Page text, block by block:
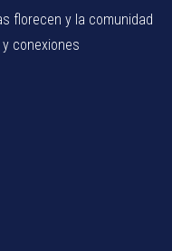
florecen y la comunidad
conexiones